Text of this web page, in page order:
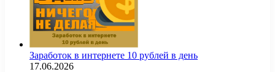
Заработок в интернете 10 рублей в день
17.06.2026